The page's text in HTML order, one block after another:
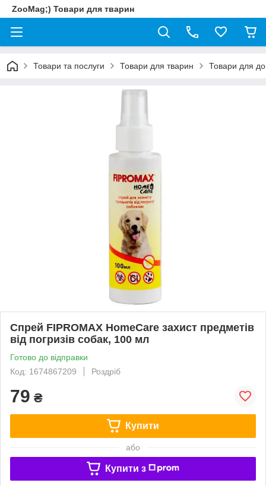
ZooMag;) Товари для тварин
Товари та послуги Товари для тварин Товари для
Спрей FIPROMAX HomeCare захист предметів
від погризів собак, 100 мл
Готово до відправки
Код: 1674867209
Роздріб
79 ₴
Купити
або
Купити з